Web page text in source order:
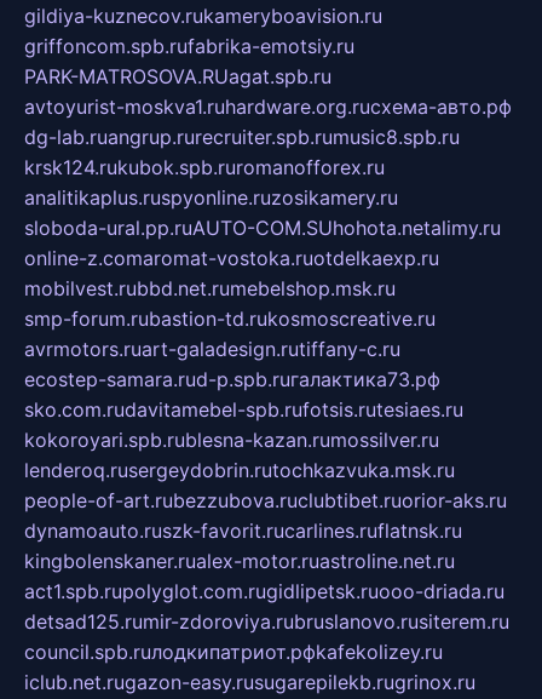
gildiya-kuznecov.rukameryboavision.ru
griffoncom.spb.rufabrika-emotsiy.ru
PARK-MATROSOVA.RUagat.spb.ru
avtoyurist-moskva1.ruhardware.org.ruсхема-авто.рф
dg-lab.ruangrup.rurecruiter.spb.rumusic8.spb.ru
krsk124.rukubok.spb.ruromanofforex.ru
analitikaplus.ruspyonline.ruzosikamery.ru
sloboda-ural.pp.ruAUTO-COM.SUhohota.netalimy.ru
online-z.comaromat-vostoka.ruotdelkaexp.ru
mobilvest.rubbd.net.rumebelshop.msk.ru
smp-forum.rubastion-td.rukosmoscreative.ru
avrmotors.ruart-galadesign.rutiffany-c.ru
ecostep-samara.rud-p.spb.ruгалактика73.рф
sko.com.rudavitamebel-spb.rufotsis.rutesiaes.ru
kokoroyari.spb.rublesna-kazan.rumossilver.ru
lenderoq.rusergeydobrin.rutochkazvuka.msk.ru
people-of-art.rubezzubova.ruclubtibet.ruorior-aks.ru
dynamoauto.ruszk-favorit.rucarlines.ruflatnsk.ru
kingbolenskaner.rualex-motor.ruastroline.net.ru
act1.spb.rupolyglot.com.rugidlipetsk.ruooo-driada.ru
detsad125.rumir-zdoroviya.rubruslanovo.rusiterem.ru
council.spb.ruлодкипатриот.рфkafekolizey.ru
iclub.net.rugazon-easy.rusugarepilekb.rugrinox.ru